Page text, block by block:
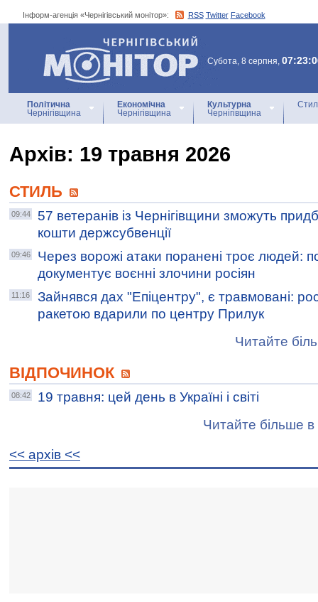
Інформ-агенція «Чернігівський монітор»: RSS Twitter Facebook
Інформ-агенція
«Чернігівський монітор»
Субота, 8 серпня,
Політична
Чернігівщина
Економічна
Чернігівщина
Культурна
Чернігівщина
Архiв: 19 травня 2026
СТИЛЬ
09:44
57 ветеранів із Чернігівщини зможуть
кошти держсубвенції
09:46
Через ворожі атаки поранені троє людей:
документує воєнні злочини росіян
11:16
Зайнявся дах "Епіцентру", є травмовані:
ракетою вдарили по центру Прилук
Читайте
ВІДПОЧИНОК
08:42
19 травня: цей день в Україні і світі
Читайте більше в
<< архiв <<